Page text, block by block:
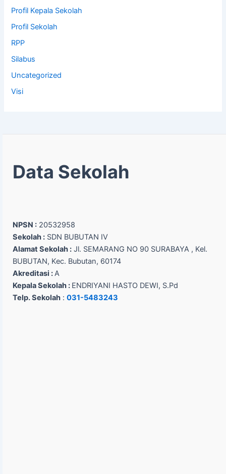
Profil Kepala Sekolah
Profil Sekolah
RPP
Silabus
Uncategorized
Visi
Data Sekolah
NPSN : 20532958
Sekolah : SDN BUBUTAN IV
Alamat Sekolah : Jl. SEMARANG NO 90 SURABAYA , Kel.
BUBUTAN, Kec. Bubutan, 60174
Akreditasi :A
Kepala Sekolah : ENDRIYANI HASTO DEWI, S.Pd
Telp. Sekolah : 031-5483243